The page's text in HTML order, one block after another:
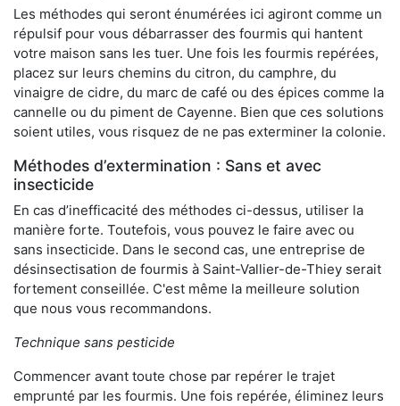
Les méthodes qui seront énumérées ici agiront comme un
répulsif pour vous débarrasser des fourmis qui hantent
votre maison sans les tuer. Une fois les fourmis repérées,
placez sur leurs chemins du citron, du camphre, du
vinaigre de cidre, du marc de café ou des épices comme la
cannelle ou du piment de Cayenne. Bien que ces solutions
soient utiles, vous risquez de ne pas exterminer la colonie.
Méthodes d’extermination : Sans et avec
insecticide
En cas d’inefficacité des méthodes ci-dessus, utiliser la
manière forte. Toutefois, vous pouvez le faire avec ou
sans insecticide. Dans le second cas, une entreprise de
désinsectisation de fourmis à Saint-Vallier-de-Thiey serait
fortement conseillée. C'est même la meilleure solution
que nous vous recommandons.
Technique sans pesticide
Commencer avant toute chose par repérer le trajet
emprunté par les fourmis. Une fois repérée, éliminez leurs